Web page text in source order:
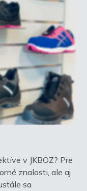
v JKBOZ? Pre
znalosti, ale aj
sa